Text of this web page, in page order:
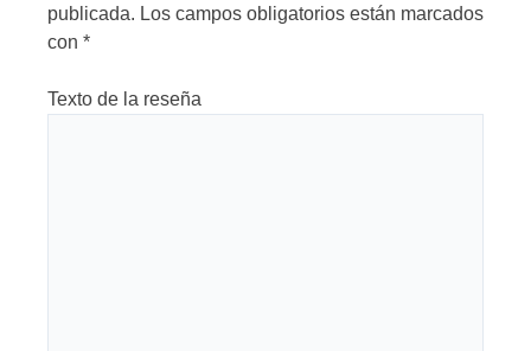
publicada. Los campos obligatorios están marcados
con *
Texto de la reseña